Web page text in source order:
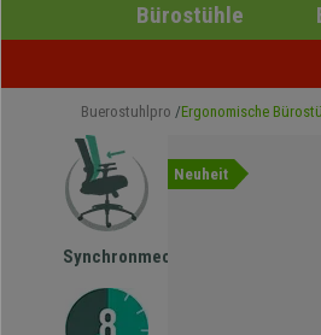
Bürostühle
Buerostuhlpro Ergonomische
Synchronmechanik
Neuheit